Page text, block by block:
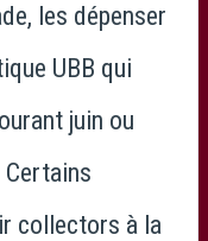
les dépenser
UBB qui
juin ou
collectors à la